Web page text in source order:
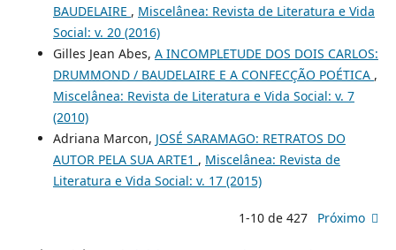
BAUDELAIRE , Miscelânea: Revista de Literatura e Vida
Social: v. 20 (2016)
Gilles Jean Abes, A INCOMPLETUDE DOS DOIS CARLOS:
DRUMMOND / BAUDELAIRE E A CONFECÇÃO POÉTICA ,
Miscelânea: Revista de Literatura e Vida Social: v. 7
(2010)
Adriana Marcon, JOSÉ SARAMAGO: RETRATOS DO
AUTOR PELA SUA ARTE1 , Miscelânea: Revista de
Literatura e Vida Social: v. 17 (2015)
1-10 de 427 Próximo